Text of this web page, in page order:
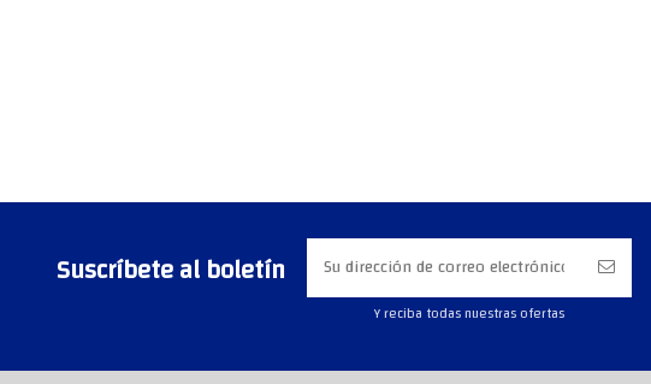
Suscríbete al boletín
Y reciba todas nuestras ofertas